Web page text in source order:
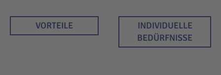
VORTEILE
INDIVIDUELLE
BEDÜRFNISSE